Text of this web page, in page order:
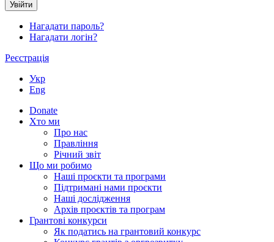
Нагадати пароль?
Нагадати логін?
Реєстрація
Укр
Eng
Donate
Хто ми
Про нас
Правління
Річний звіт
Що ми робимо
Наші проєкти та програми
Підтримані нами проєкти
Наші дослідження
Архів проєктів та програм
Грантові конкурси
Як податись на грантовий конкурс